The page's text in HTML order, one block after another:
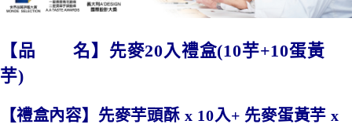
３．未成年的使用者請事先徵得法定代理人或監護人之同意方可使用
「AFTEE先享後付」，若未經同意申辦者引起之損失，本公司不負相關責
４．使用「AFTEE先享後付」時，將依據個別帳號之用戶狀況，依本公司即
時審查核予不同之上限額度；若仍有額度不足之情形，本公司將視審查結果
請求用戶進行身份認證。
恩沛科技股份有限公司將有權停止該用戶之使用額度並採取法律行動。
【品 名】先麥20入禮盒(10芋+10蛋黃
芋)
【禮盒內容】先麥芋頭酥 x 10入+ 先麥蛋黃芋 x